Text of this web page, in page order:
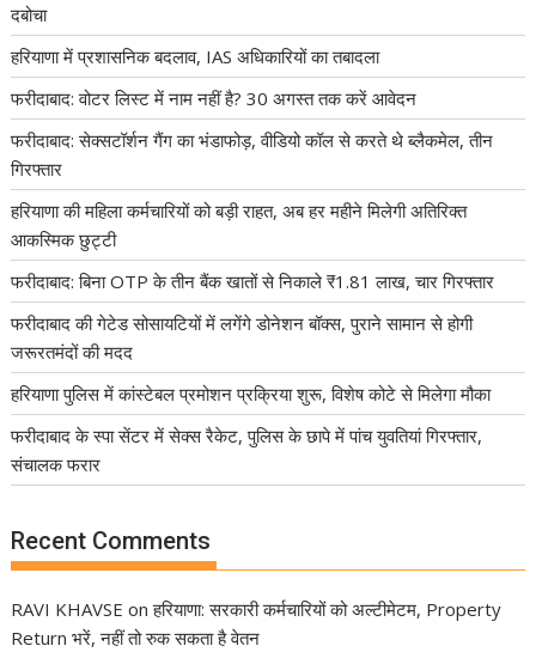
दबोचा
हरियाणा में प्रशासनिक बदलाव, IAS अधिकारियों का तबादला
फरीदाबाद: वोटर लिस्ट में नाम नहीं है? 30 अगस्त तक करें आवेदन
फरीदाबाद: सेक्सटॉर्शन गैंग का भंडाफोड़, वीडियो कॉल से करते थे ब्लैकमेल, तीन
गिरफ्तार
हरियाणा की महिला कर्मचारियों को बड़ी राहत, अब हर महीने मिलेगी अतिरिक्त
आकस्मिक छुट्टी
फरीदाबाद: बिना OTP के तीन बैंक खातों से निकाले ₹1.81 लाख, चार गिरफ्तार
फरीदाबाद की गेटेड सोसायटियों में लगेंगे डोनेशन बॉक्स, पुराने सामान से होगी
जरूरतमंदों की मदद
हरियाणा पुलिस में कांस्टेबल प्रमोशन प्रक्रिया शुरू, विशेष कोटे से मिलेगा मौका
फरीदाबाद के स्पा सेंटर में सेक्स रैकेट, पुलिस के छापे में पांच युवतियां गिरफ्तार,
संचालक फरार
Recent Comments
RAVI KHAVSE onहरियाणा: सरकारी कर्मचारियों को अल्टीमेटम, Property
Return भरें, नहीं तो रुक सकता है वेतन